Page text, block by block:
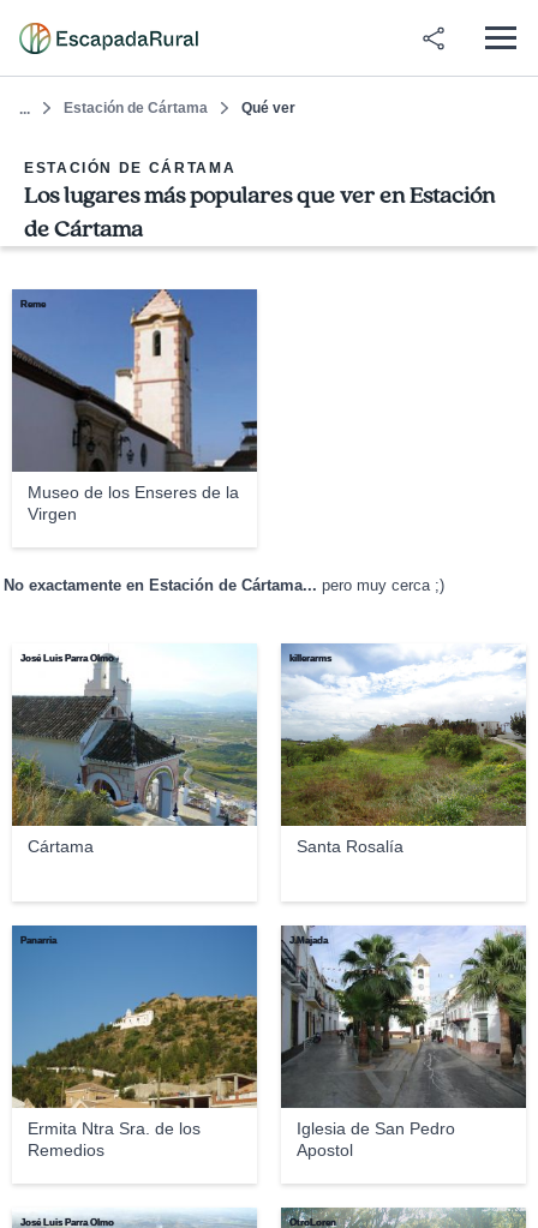
... Estación de Cártama Qué ver
ESTACIÓN DE CÁRTAMA
Los lugares más populares que ver en Estación
de Cártama
Museo de los Enseres de la
Virgen
Reme
No exactamente en Estación de Cártama... pero muy cerca ;)
Cártama
José Luis Parra Olmo
Santa Rosalía
killerarms
Ermita Ntra Sra. de los
Remedios
Panarria
Iglesia de San Pedro
Apostol
J.Majada
José Luis Parra Olmo OtroLoren